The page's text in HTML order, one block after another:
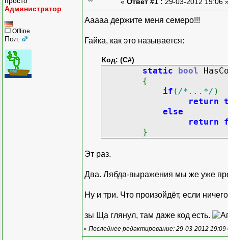
Администратор
Offline
Пол:
Ааааа держите меня семеро!!!
Гайка, как это называется:
Код: (C#)
static bool
{
if ( /*...*/ )
return
else
return
}
Эт раз.
Два. Лябда-выражения мы же уже
Ну и три. Что произойдёт, если
зы Ща глянул, там даже код есть.
« Последнее редактирование: 29-03-2012